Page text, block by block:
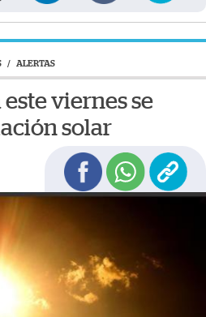
/ ALERTAS
este viernes se
solar